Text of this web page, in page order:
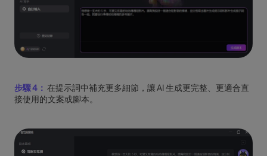
步驟 4： 在提示詞中補充更多細節，讓 AI 生成更完整、更適合直
接使用的文案或腳本。